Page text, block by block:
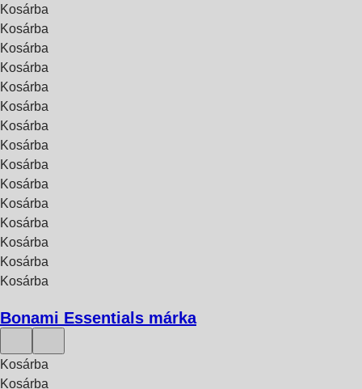
Kosárba
Kosárba
Kosárba
Kosárba
Kosárba
Kosárba
Kosárba
Kosárba
Kosárba
Kosárba
Kosárba
Kosárba
Kosárba
Kosárba
Kosárba
Bonami Essentials márka
Kosárba
Kosárba